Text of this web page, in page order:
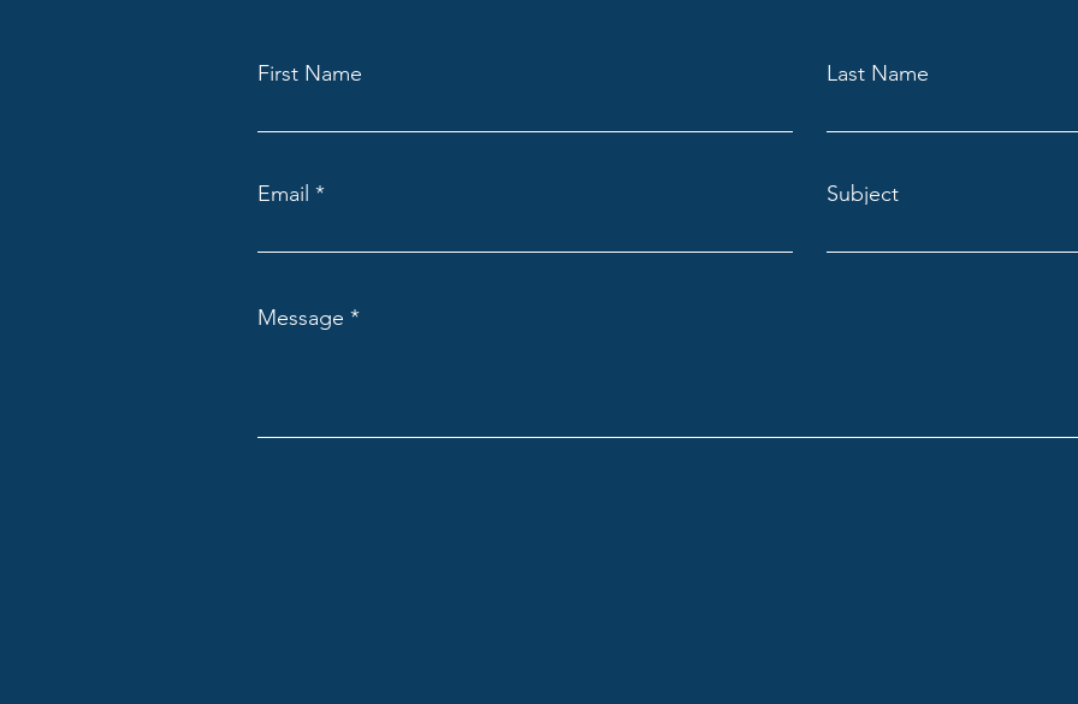
First Name Last Name
Email Subject
Message